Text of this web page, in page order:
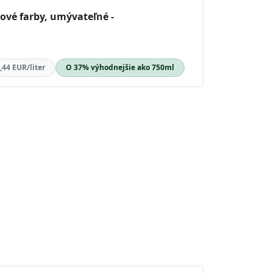
farby, umývateľné -
EUR/liter O 37% výhodnejšie ako 750ml